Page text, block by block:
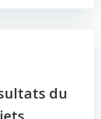
du